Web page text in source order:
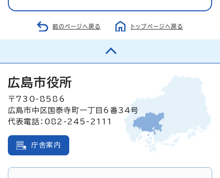
前のページへ戻る トップページへ戻る
広島市役所
〒730-8586
広島市中区国泰寺町一丁目6番34号
代表電話：082-245-2111
庁舎案内